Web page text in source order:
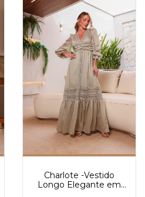
Charlote -Vestido
Longo Elegante em